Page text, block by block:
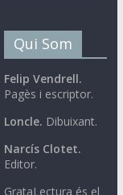
Qui Som
Felip Vendrell.
Pagès i escriptor.
Loncle. Dibuixant.
Narcís Clotet.
Editor.
GrataLectura és el